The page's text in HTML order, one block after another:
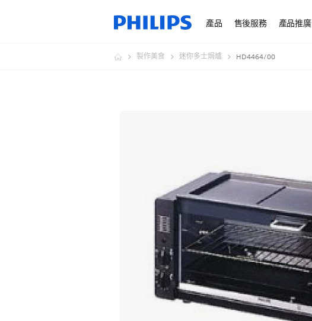
產品 售後服務 產品推廣
製作美食 迷你多士焗爐 HD4464/00